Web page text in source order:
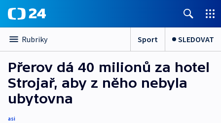
Rubriky Sport SLEDOVAT
Přerov dá 40 milionů za hotel
Strojař, aby z něho nebyla
ubytovna
asi